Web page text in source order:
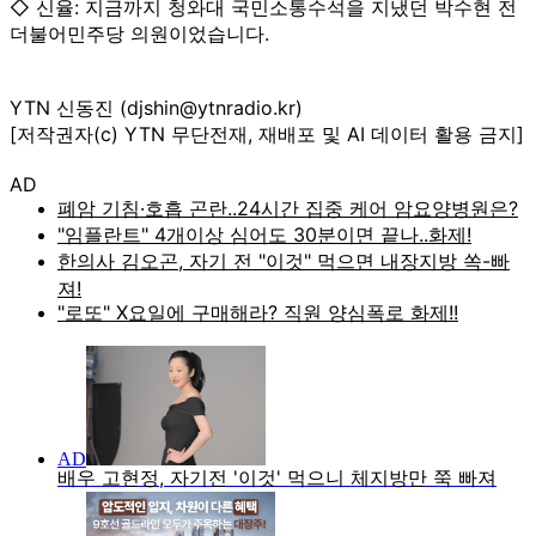
◇ 신율: 지금까지 청와대 국민소통수석을 지냈던 박수현 전
더불어민주당 의원이었습니다.
YTN 신동진 (djshin@ytnradio.kr)
[저작권자(c) YTN 무단전재, 재배포 및 AI 데이터 활용 금지]
AD